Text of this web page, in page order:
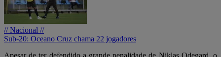
// Nacional //
Sub-20: Oceano Cruz chama 22 jogadores
Apesar de ter defendido a grande penalidade de Niklas Odegard, o